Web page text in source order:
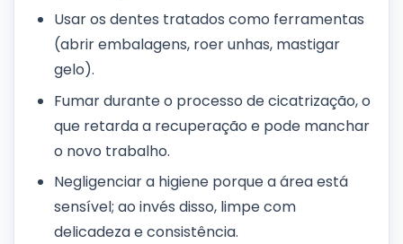
Usar os dentes tratados como ferramentas
(abrir embalagens, roer unhas, mastigar
gelo).
Fumar durante o processo de cicatrização, o
que retarda a recuperação e pode manchar
o novo trabalho.
Negligenciar a higiene porque a área está
sensível; ao invés disso, limpe com
delicadeza e consistência.